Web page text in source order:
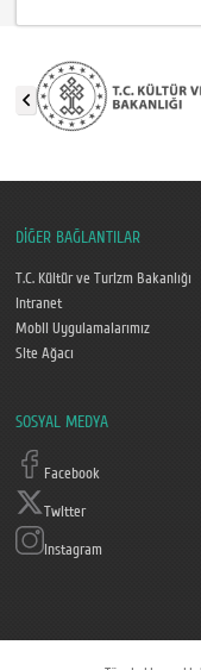
DİĞER BAĞLANTILAR
T.C. Kültür ve Turizm Bakanlığı
Intranet
Mobil Uygulamalarımız
Site Ağacı
SOSYAL MEDYA
Facebook
Twitter
Instagram